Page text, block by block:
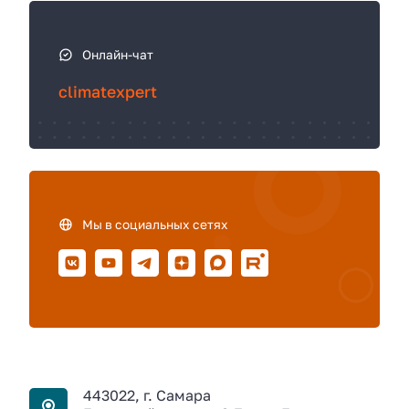
Онлайн-чат
climatexpert
Мы в социальных сетях
443022, г. Самара